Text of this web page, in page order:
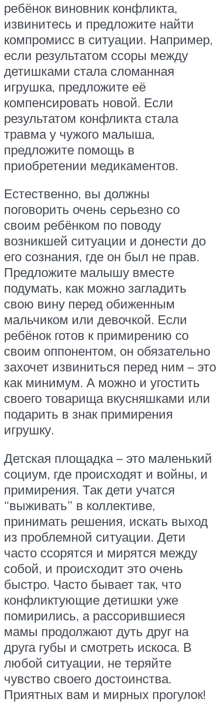
ребёнок виновник конфликта,
извинитесь и предложите найти
компромисс в ситуации. Например,
если результатом ссоры между
детишками стала сломанная
игрушка, предложите её
компенсировать новой. Если
результатом конфликта стала
травма у чужого малыша,
предложите помощь в
приобретении медикаментов.
Естественно, вы должны
поговорить очень серьезно со
своим ребёнком по поводу
возникшей ситуации и донести до
его сознания, где он был не прав.
Предложите малышу вместе
подумать, как можно загладить
свою вину перед обиженным
мальчиком или девочкой. Если
ребёнок готов к примирению со
своим оппонентом, он обязательно
захочет извиниться перед ним – это
как минимум. А можно и угостить
своего товарища вкусняшками или
подарить в знак примирения
игрушку.
Детская площадка – это маленький
социум, где происходят и войны, и
примирения. Так дети учатся
“выживать” в коллективе,
принимать решения, искать выход
из проблемной ситуации. Дети
часто ссорятся и мирятся между
собой, и происходит это очень
быстро. Часто бывает так, что
конфликтующие детишки уже
помирились, а рассорившиеся
мамы продолжают дуть друг на
друга губы и смотреть искоса. В
любой ситуации, не теряйте
чувство своего достоинства.
Приятных вам и мирных прогулок!